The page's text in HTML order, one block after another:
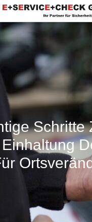
Schritte